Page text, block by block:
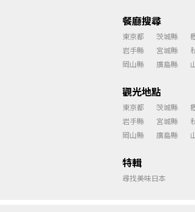
餐廳搜尋
東京都 茨城縣
岩手縣
宮城縣
岡山縣
廣島縣
觀光地點
東京都 茨城縣
岩手縣
宮城縣
岡山縣
廣島縣
特輯
尋找美味日本